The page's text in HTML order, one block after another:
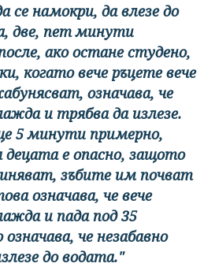
се намокри, да влезе до
две, пет минути
ако остане студено,
когато вече ръцете вече
означава, че
и трябва да излезе.
5 минути примерно,
децата е опасно, защото
зъбите им почват
означава, че вече
и пада под 35
означава, че незабавно
до водата."